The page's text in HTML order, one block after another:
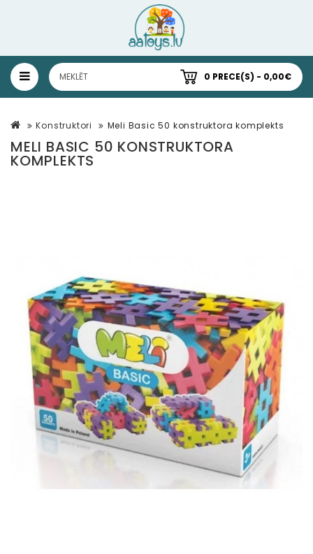
0 PRECE(S) - 0,00€
Konstruktori Meli Basic 50 konstruktora komplekts
MELI BASIC 50 KONSTRUKTORA
KOMPLEKTS